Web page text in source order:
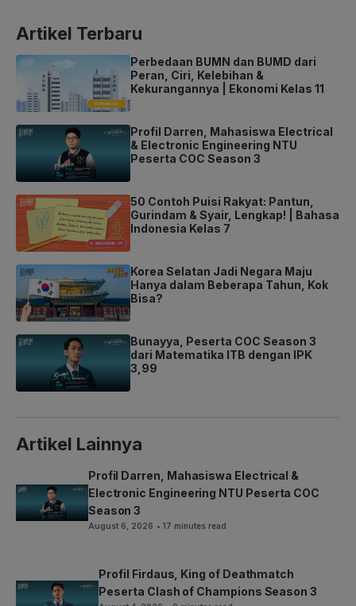
Artikel Terbaru
Perbedaan BUMN dan BUMD dari
Peran, Ciri, Kelebihan &
Kekurangannya | Ekonomi Kelas 11
Profil Darren, Mahasiswa Electrical
& Electronic Engineering NTU
Peserta COC Season 3
50 Contoh Puisi Rakyat: Pantun,
Gurindam & Syair, Lengkap! | Bahasa
Indonesia Kelas 7
Korea Selatan Jadi Negara Maju
Hanya dalam Beberapa Tahun, Kok
Bisa?
Bunayya, Peserta COC Season 3
dari Matematika ITB dengan IPK
3,99
Artikel Lainnya
Profil Darren, Mahasiswa Electrical &
Electronic Engineering NTU Peserta COC
Season 3
August 6, 2026 • 17 minutes read
Profil Firdaus, King of Deathmatch
Peserta Clash of Champions Season 3